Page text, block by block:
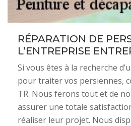
RÉPARATION DE
L’ENTREPRISE
Si vous êtes à la recherche
pour traiter vos persiennes,
TR. Nous ferons tout et de
assurer une totale
réaliser leur projet. Nous